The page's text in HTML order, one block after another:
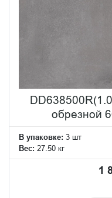
обрезной
В упаковке: 3 шт
Вес: 27.50 кг
1